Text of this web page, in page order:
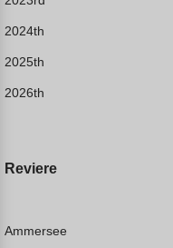
2024th
2025th
2026th
Reviere
Ammersee